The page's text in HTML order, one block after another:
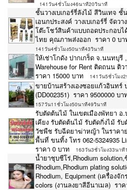
141วัน4ชั่วโมง46นาที20วินาที
ชั้นวางเบเกอร์รี่ลังไม้ สีวินเทจ
เอนกประสงค์ วางเบเกอร์รี่ จัด
โต๊ะโชว์สินค้าแบบถอดประกอบ
ไทย คุณภาพส่งออก ราคา 0 บา
141วัน4ชั่วโมง50นาที43วินาที
ให้เช่าโกดัง ปากเกร็ด จ.นนทบุรี
Warehouse for Rent ติดถนน ติ
ราคา 15000 บาท
141วัน5ชั่วโมง
ขายบ้านสร้างเองซอยแก้วอินทร์
(DD002351) ราคา 9500000 บา
157วัน11ชั่วโมง50นาที49วินาที
รับตัดต้นไม้ ในเขตเมืองพัทยา อ
เคียง รับตัดต้นไม้ รับตัดกิ่งไม้ รั
วัชพืช รับฉีดยาฆ่าหญ้า ในราคา
พื้นที่ ขนทิ้ง โทร 062-5324935
ราคา 0 บาท
163วัน3ชั่วโมง33นาที
น้ำยาชุบชีโร่,Rhodium solution,
Rhodium,Rhodium plating
Rhodium, Equipment (เครื่องจั
colors (งานลงยาสีอีนาเมล) รา